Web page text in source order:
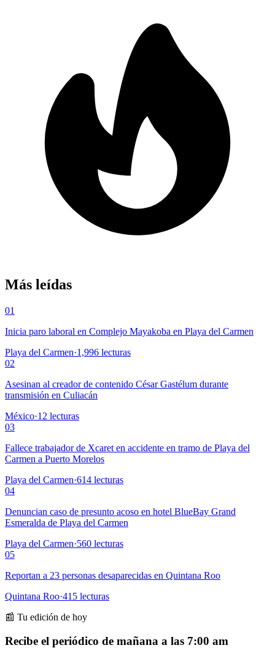
Más leídas
01
Inicia paro laboral en Complejo Mayakoba en Playa del Carmen
Playa del Carmen·1,996 lecturas
02
Asesinan al creador de contenido César Gastélum durante
transmisión en Culiacán
México·12 lecturas
03
Fallece trabajador de Xcaret en accidente en tramo de Playa del
Carmen a Puerto Morelos
Playa del Carmen·614 lecturas
04
Denuncian caso de presunto acoso en hotel BlueBay Grand
Esmeralda de Playa del Carmen
Playa del Carmen·560 lecturas
05
Reportan a 23 personas desaparecidas en Quintana Roo
Quintana Roo·415 lecturas
📰 Tu edición de hoy
Recibe el periódico de mañana a las 7:00 am